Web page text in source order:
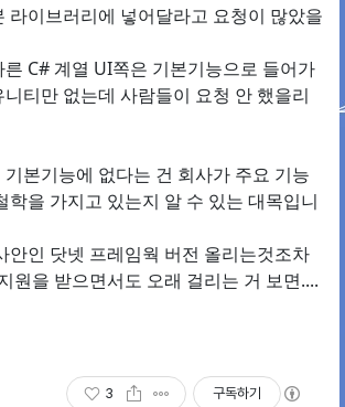
라이브러리에 넣어달라고 요청이 많았을
C# 계열 UI쪽은 기본기능으로 들어가
티만 없는데 사람들이 요청 안 했을리
본기능에 없다는 건 회사가 주요 기능
학을 가지고 있는지 알 수 있는 대목입니
안인 닷넷 프레임웍 버전 올리는것조차
원을 받으면서도 오래 걸리는 거 보면....
3 구독하기